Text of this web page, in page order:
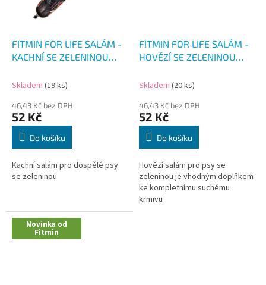
FITMIN FOR LIFE SALÁM -
KACHNÍ SE ZELENINOU
Skladem (19 ks)
46,43 Kč bez DPH
52 Kč
Do košíku
Kachní salám pro dospělé psy
se zeleninou
FITMIN FOR LIFE SALÁM -
HOVĚZÍ SE ZELENINOU
Skladem (20 ks)
46,43 Kč bez DPH
52 Kč
Do košíku
Hovězí salám pro psy se
zeleninou je vhodným doplňkem
ke kompletnímu suchému
krmivu
Novinka od
Fitmin